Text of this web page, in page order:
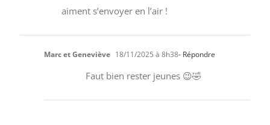
aiment s’envoyer en l’air !
Marc et Geneviève 18/11/2025 à 8h38- Répondre
Faut bien rester jeunes 😉🤣